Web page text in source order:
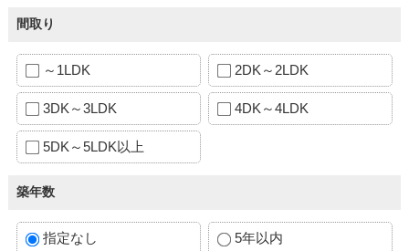
間取り
～1LDK 2DK～2LDK
3DK～3LDK 4DK～4LDK
5DK～5LDK以上
築年数
指定なし 5年以内